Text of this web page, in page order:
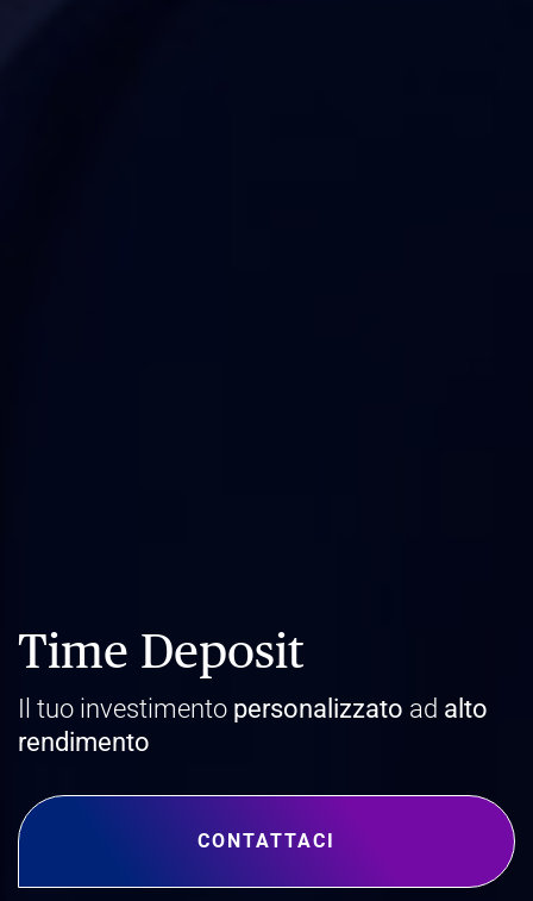
Time Deposit
Il tuo investimento personalizzato ad alto
rendimento
CONTATTACI